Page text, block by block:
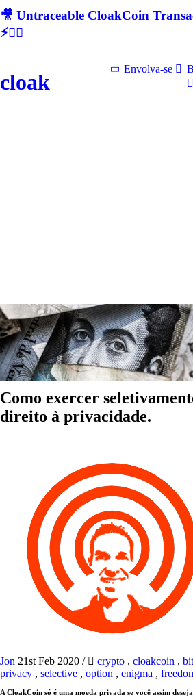
🎥 Untraceable CloakCoin
⚡🕵‍♂
cloak
Envolva-se
Como exercer
direito à privacidade.
Jon 21st Feb 2020 / crypto , cloakcoin ,
privacy , selective , option , enigma ,
A CloakCoin só é uma moeda privada se você assim